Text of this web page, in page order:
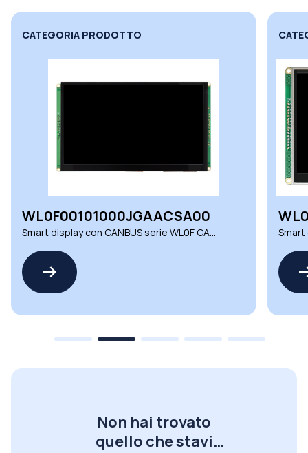
CATEGORIA PRODOTTO
WL0F00101000JGAACSA00
Smart display con CANBUS serie WL0F CAN
Smart
Non hai trovato
quello che stavi